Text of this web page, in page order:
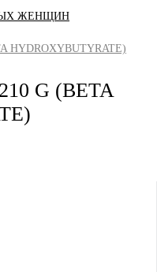
ЖЕНЩИН
HYDROXYBUTYRATE)
G (BETA